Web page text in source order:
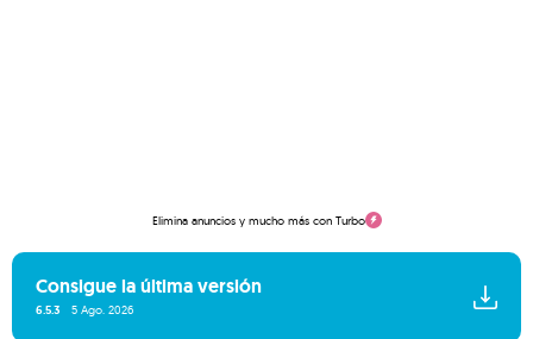
Elimina anuncios y mucho más con Turbo
Consigue la última versión
6.5.3 5 Ago. 2026